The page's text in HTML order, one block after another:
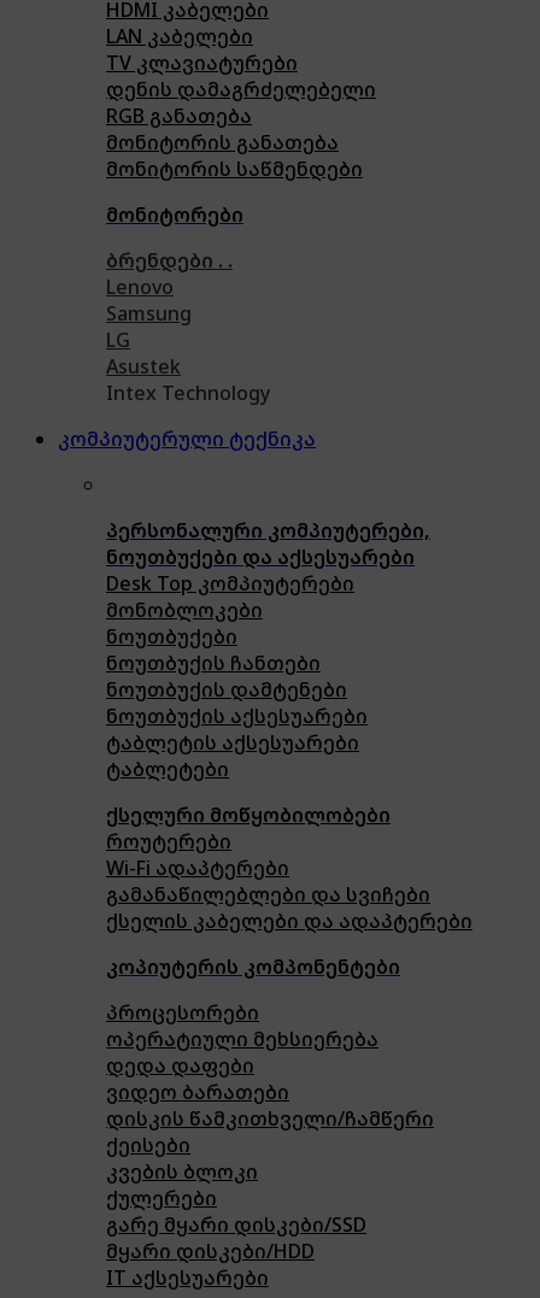
HDMI კაბელები
LAN კაბელები
TV კლავიატურები
დენის დამაგრძელებელი
RGB განათება
მონიტორის განათება
მონიტორის საწმენდები
მონიტორები
ბრენდები . .
Lenovo
Samsung
LG
Asustek
Intex Technology
კომპიუტერული ტექნიკა
პერსონალური კომპიუტერები,
ნოუთბუქები და აქსესუარები
Desk Top კომპიუტერები
მონობლოკები
ნოუთბუქები
ნოუთბუქის ჩანთები
ნოუთბუქის დამტენები
ნოუთბუქის აქსესუარები
ტაბლეტის აქსესუარები
ტაბლეტები
ქსელური მოწყობილობები
როუტერები
Wi-Fi ადაპტერები
გამანაწილებლები და სვიჩები
ქსელის კაბელები და ადაპტერები
კოპიუტერის კომპონენტები
პროცესორები
ოპერატიული მეხსიერება
დედა დაფები
ვიდეო ბარათები
დისკის წამკითხველი/ჩამწერი
ქეისები
კვების ბლოკი
ქულერები
გარე მყარი დისკები/SSD
მყარი დისკები/HDD
IT აქსესუარები